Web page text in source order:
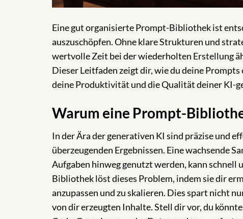
Eine gut organisierte Prompt-Bibliothek ist
auszuschöpfen. Ohne klare Strukturen und
wertvolle Zeit bei der wiederholten Erstellung
Dieser Leitfaden zeigt dir, wie du deine
deine Produktivität und die Qualität deiner KI-
Warum eine Prompt-
In der Ära der generativen KI sind präzise und
überzeugenden Ergebnissen. Eine wachsende
Aufgaben hinweg genutzt werden, kann
Bibliothek löst dieses Problem, indem sie dir
anzupassen und zu skalieren. Dies spart nicht
von dir erzeugten Inhalte. Stell dir vor, du